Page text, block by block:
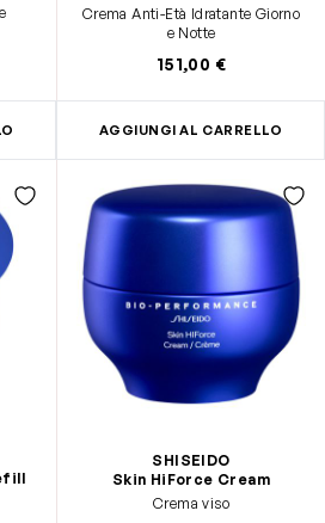
Crema Anti-Età Idratante Giorno
e Notte
151,00 €
AGGIUNGI AL CARRELLO
SHISEIDO
Skin HiForce Cream
Crema viso